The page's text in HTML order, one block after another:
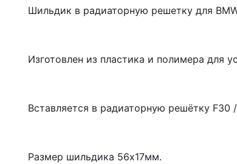
Шильдик в радиаторную решетку для
Изготовлен из пластика и полимера для
Вставляется в радиаторную решётку F30 /
Размер шильдика 56х17мм.